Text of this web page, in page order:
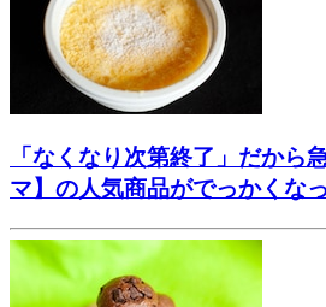
「なくなり次第終了」だから
マ】の人気商品がでっかくな